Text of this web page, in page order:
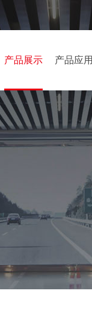
产品展示 产品应用